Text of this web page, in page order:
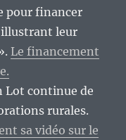
pour financer
illustrant leur
Le financement
Lot continue de
rurales.
sa vidéo sur le